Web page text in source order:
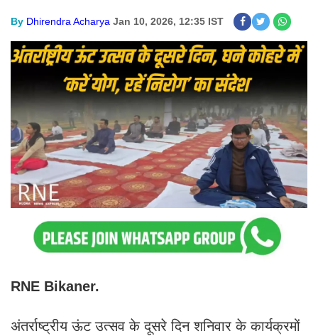
By Dhirendra Acharya Jan 10, 2026, 12:35 IST
RNE Bikaner.
अंतर्राष्ट्रीय ऊंट उत्सव के दूसरे दिन शनिवार के कार्यक्रमों